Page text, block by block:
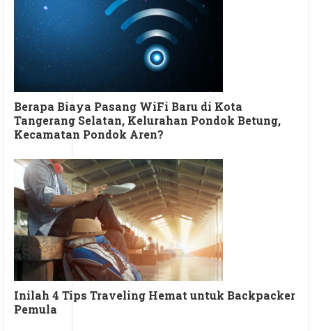
Berapa Biaya Pasang WiFi Baru di Kota
Tangerang Selatan, Kelurahan Pondok Betung,
Kecamatan Pondok Aren?
Inilah 4 Tips Traveling Hemat untuk Backpacker
Pemula